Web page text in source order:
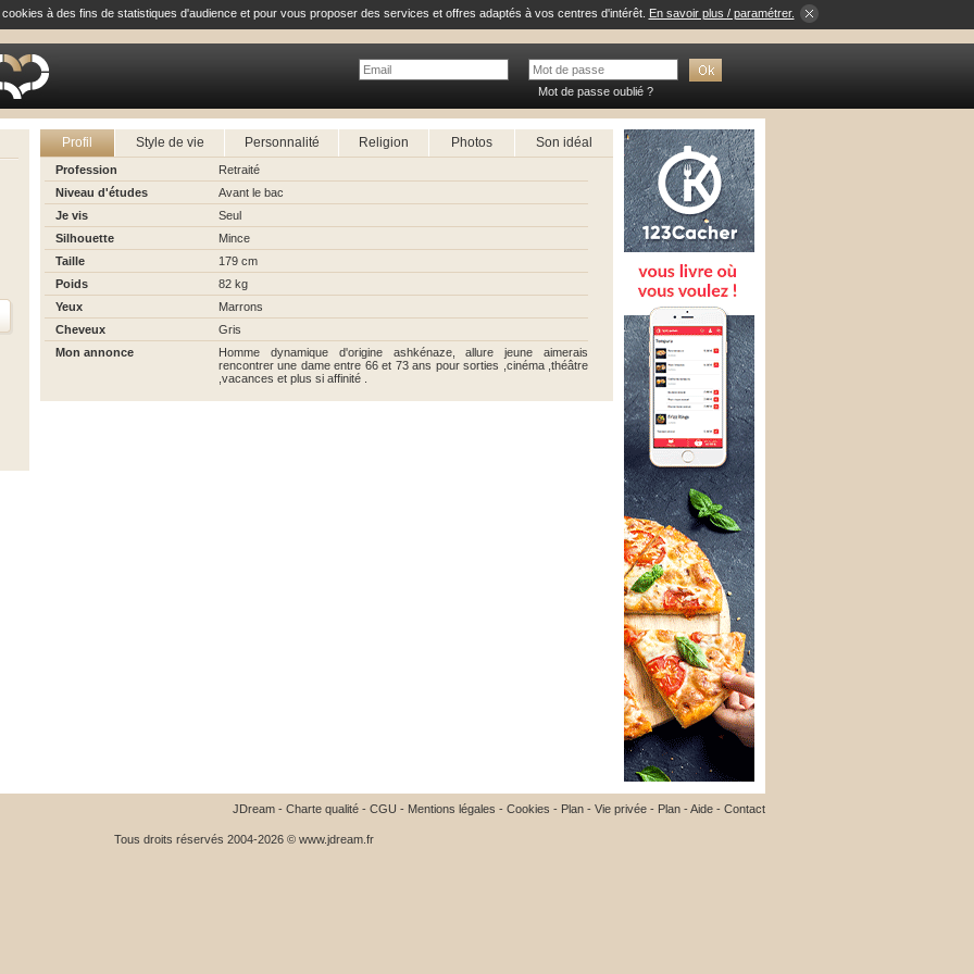
à des fins de statistiques d'audience et pour vous proposer des services et offres adaptés à vos centres d'intérêt. En savoir plus / paramétrer.
Mot de passe oublié ?
Profil Style de vie Personnalité Religion Photos Son idéal
Profession
Retraité
Niveau d'études
Avant le bac
Je vis
Seul
Silhouette
Mince
Taille
179 cm
Poids
82 kg
Yeux
Marrons
Cheveux
Gris
Mon annonce
Homme dynamique d'origine ashkénaze, allure jeune aimerais
rencontrer une dame entre 66 et 73 ans pour sorties ,cinéma ,théâtre
,vacances et plus si affinité .
JDream - Charte qualité - CGU - Mentions légales - Cookies - Plan - Vie privée - Plan -Aide - Contact
Tous droits réservés 2004-2026 © www.jdream.fr